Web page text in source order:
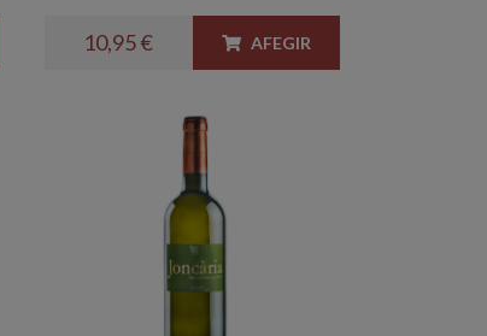
10,95 € AFEGIR